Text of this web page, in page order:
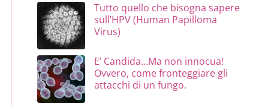
Tutto quello che bisogna sapere
sull’HPV (Human Papilloma
Virus)
E’ Candida…Ma non innocua!
Ovvero, come fronteggiare gli
attacchi di un fungo.